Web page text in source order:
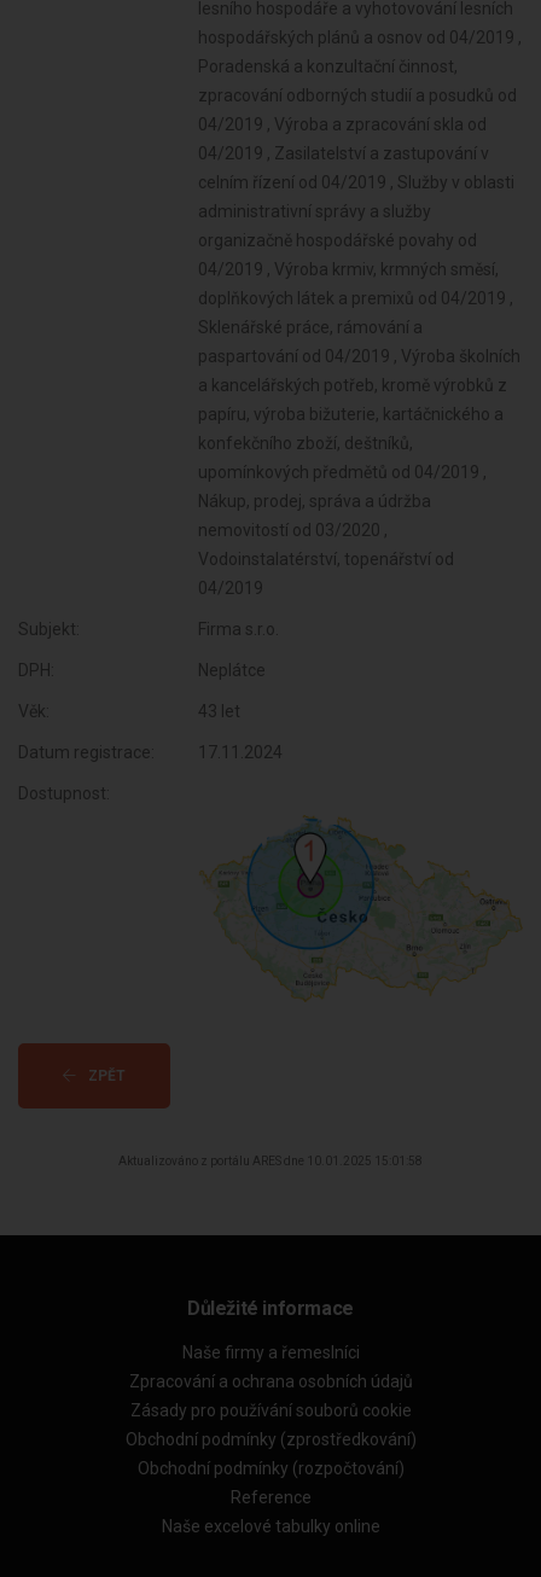
Subjekt: Firma s.r.o.
DPH: Neplátce
Věk: 43 let
Datum registrace: 17.11.2024
Dostupnost:
ZPĚT
Aktualizováno z portálu ARES dne 10.01.2025 15:01:58
Důležité informace
Naše firmy a řemeslníci
Zpracování a ochrana osobních údajů
Zásady pro používání souborů cookie
Obchodní podmínky (zprostředkování)
Obchodní podmínky (rozpočtování)
Reference
Naše excelové tabulky online